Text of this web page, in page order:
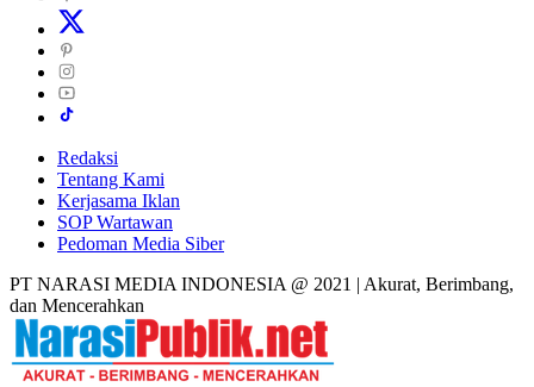
Redaksi
Tentang Kami
Kerjasama Iklan
SOP Wartawan
Pedoman Media Siber
PT NARASI MEDIA INDONESIA @ 2021 | Akurat, Berimbang,
dan Mencerahkan